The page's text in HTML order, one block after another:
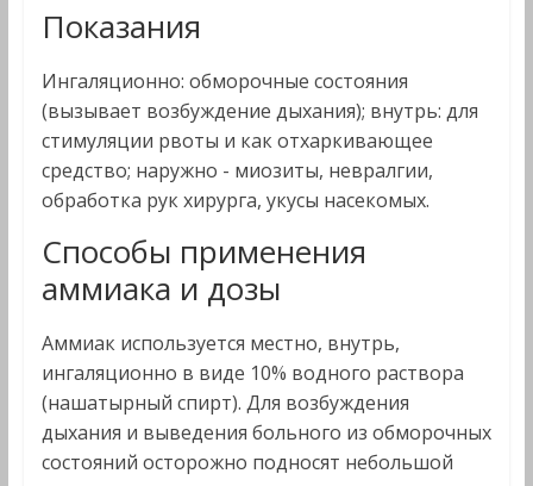
Показания
Ингаляционно: обморочные состояния
(вызывает возбуждение дыхания); внутрь: для
стимуляции рвоты и как отхаркивающее
средство; наружно - миозиты, невралгии,
обработка рук хирурга, укусы насекомых.
Способы применения
аммиака и дозы
Аммиак используется местно, внутрь,
ингаляционно в виде 10% водного раствора
(нашатырный спирт). Для возбуждения
дыхания и выведения больного из обморочных
состояний осторожно подносят небольшой